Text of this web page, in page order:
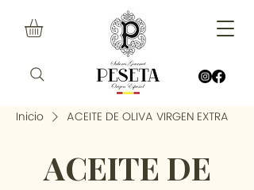
Inicio ACEITE DE OLIVA VIRGEN EXTRA
ACEITE DE